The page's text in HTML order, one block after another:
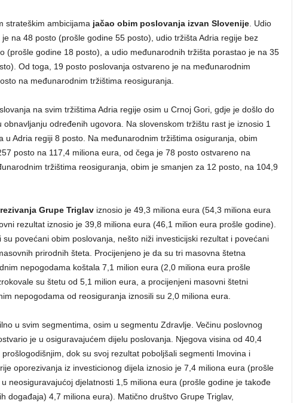
strateškim ambicijama jačao obim poslovanja izvan Slovenije. Udio
na 48 posto (prošle godine 55 posto), udio tržišta Adria regije bez
(prošle godine 18 posto), a udio međunarodnih tržišta porastao je na 35
Od toga, 19 posto poslovanja ostvareno je na međunarodnim
na međunarodnim tržištima reosiguranja.
na svim tržištima Adria regije osim u Crnoj Gori, gdje je došlo do
obnavljanju određenih ugovora. Na slovenskom tržištu rast je iznosio 1
u Adria regiji 8 posto. Na međunarodnim tržištima osiguranja, obim
posto na 117,4 miliona eura, od čega je 78 posto ostvareno na
tržištima reosiguranja, obim je smanjen za 12 posto, na 104,9
Grupe Triglaviznosio je 49,3 miliona eura (54,3 miliona eura
rezultat iznosio je 39,8 miliona eura (46,1 milion eura prošle godine).
povećani obim poslovanja, nešto niži investicijski rezultat i povećani
prirodnih šteta. Procijenjeno je da su tri masovna štetna
nepogodama koštala 7,1 milion eura (2,0 miliona eura prošle
su štetu od 5,1 milion eura, a procijenjeni masovni štetni
nepogodama od reosiguranja iznosili su 2,0 miliona eura.
u svim segmentima, osim u segmentu Zdravlje. Večinu poslovnog
je u osiguravajućem dijelu poslovanja. Njegova visina od 40,4
dok su svoj rezultat poboljšali segmenti Imovina i
oporezivanja iz investicionog dijela iznosio je 7,4 miliona eura (prošle
neosiguravajućoj djelatnosti 1,5 miliona eura (prošle godine je takođe
događaja) 4,7 miliona eura). Matično društvo Grupe Triglav,